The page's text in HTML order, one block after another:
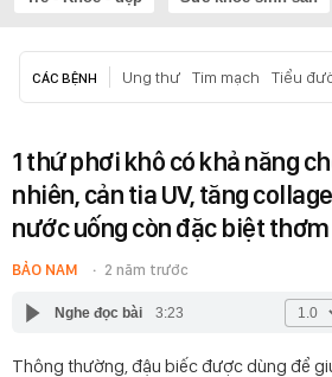
CÁC BỆNH Ung thư Tim mạch Tiểu
1 thứ phơi khô có khả năng
nhiên, cản tia UV, tăng
nước uống còn đặc biệt
BẢO NAM 2 năm trước
Nghe đọc bài 3:23
Thông thường, đậu biếc được dùng để